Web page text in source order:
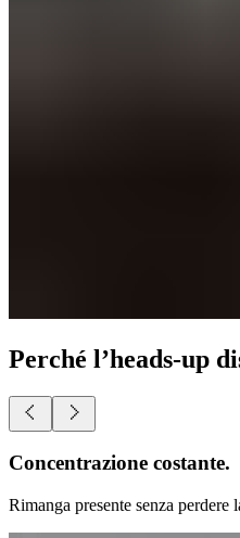
Perché l’heads-up
Libertà totale.
Tutto ciò che desidera, davanti ai